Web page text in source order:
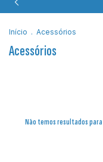
Início . Acessórios
Acessórios
Não temos resultados